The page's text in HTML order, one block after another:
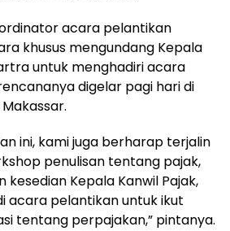
acara pelantikan
khusus mengundang Kepala
untuk menghadiri acara
digelar pagi hari di
ini, kami juga berharap terjalin
penulisan tentang pajak,
kesedian Kepala Kanwil Pajak,
acara pelantikan untuk ikut
tentang perpajakan,” pintanya.